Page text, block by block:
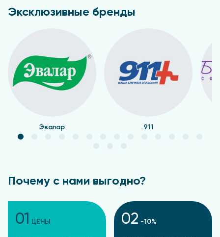
Эксклюзивные бренды
Эвалар 911
Почему с нами выгодно?
01 ЦЕНЫ 02 -10%